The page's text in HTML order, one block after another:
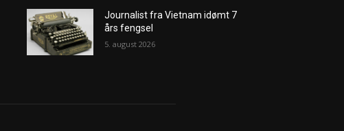
Journalist fra Vietnam idømt 7
års fengsel
5. august 2026